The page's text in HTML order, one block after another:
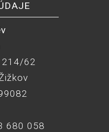
214/62
680 058